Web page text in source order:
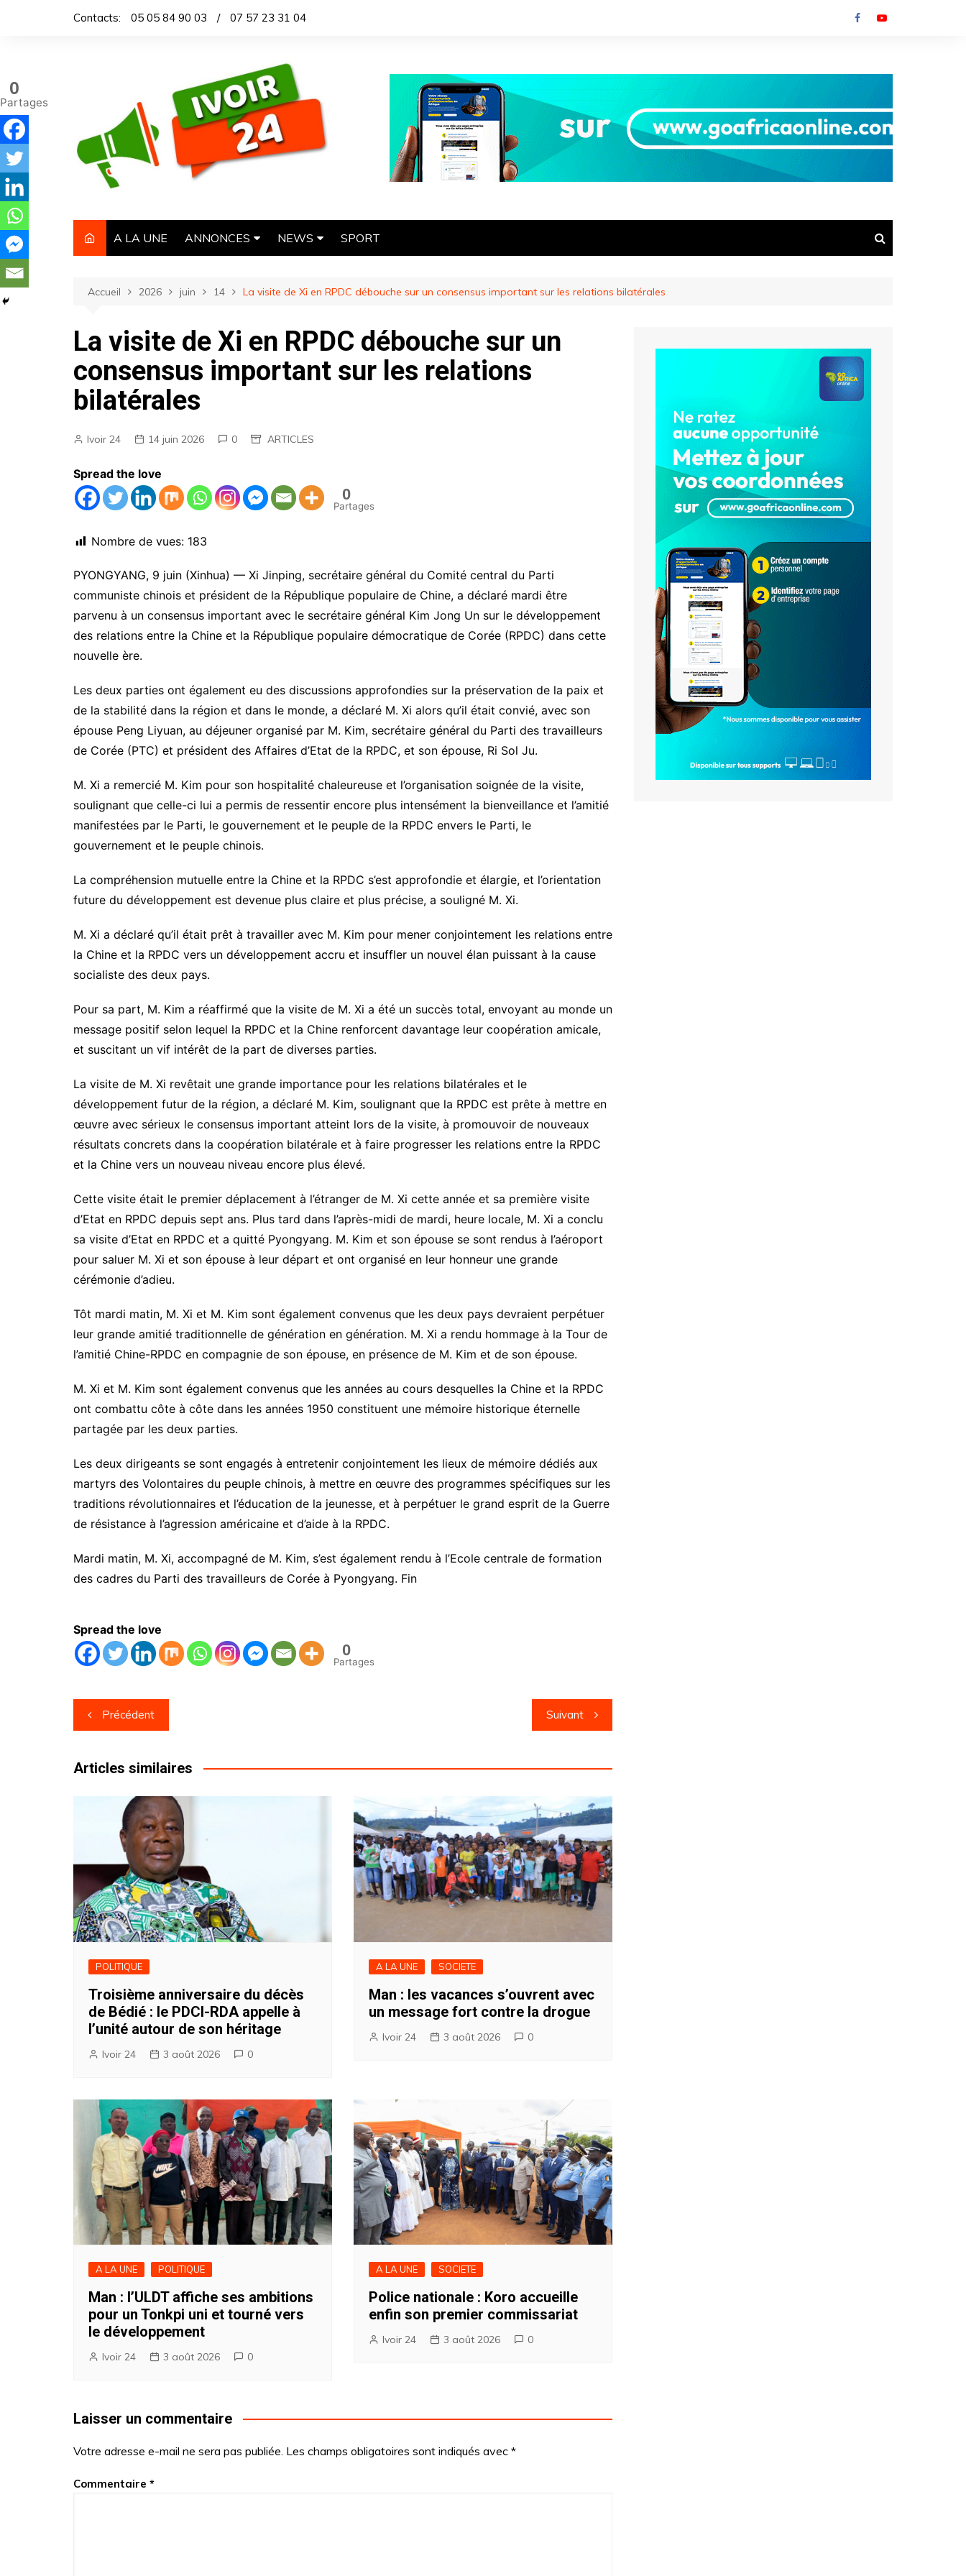
Contacts: 05 05 84 90 03 / 07 57 23 31 04
A LA UNE ANNONCES
AUTOMOBILE
AGENDA
EMPLOIS
MARCHES PUBLICS
NEWS
DEPECHE
ECONOMIE
POLITIQUE
SPORT
Accueil 2026 juin 14 La visite de Xi en RPDC débouche sur un consensus important sur les relations bilatérales
La visite de Xi en RPDC débouche sur un
consensus important sur les relations
bilatérales
Ivoir 24 14 juin 2026 0 ARTICLES
Spread the love
0
Partages
Nombre de vues: 183
PYONGYANG, 9 juin (Xinhua) — Xi Jinping, secrétaire général du Comité central du Parti
communiste chinois et président de la République populaire de Chine, a déclaré mardi être
parvenu à un consensus important avec le secrétaire général Kim Jong Un sur le développement
des relations entre la Chine et la République populaire démocratique de Corée (RPDC) dans cette
nouvelle ère.
Les deux parties ont également eu des discussions approfondies sur la préservation de la paix et
de la stabilité dans la région et dans le monde, a déclaré M. Xi alors qu’il était convié, avec son
épouse Peng Liyuan, au déjeuner organisé par M. Kim, secrétaire général du Parti des travailleurs
de Corée (PTC) et président des Affaires d’Etat de la RPDC, et son épouse, Ri Sol Ju.
M. Xi a remercié M. Kim pour son hospitalité chaleureuse et l’organisation soignée de la visite,
soulignant que celle-ci lui a permis de ressentir encore plus intensément la bienveillance et l’amitié
manifestées par le Parti, le gouvernement et le peuple de la RPDC envers le Parti, le
gouvernement et le peuple chinois.
La compréhension mutuelle entre la Chine et la RPDC s’est approfondie et élargie, et l’orientation
future du développement est devenue plus claire et plus précise, a souligné M. Xi.
M. Xi a déclaré qu’il était prêt à travailler avec M. Kim pour mener conjointement les relations entre
la Chine et la RPDC vers un développement accru et insuffler un nouvel élan puissant à la cause
socialiste des deux pays.
Pour sa part, M. Kim a réaffirmé que la visite de M. Xi a été un succès total, envoyant au monde un
message positif selon lequel la RPDC et la Chine renforcent davantage leur coopération amicale,
et suscitant un vif intérêt de la part de diverses parties.
La visite de M. Xi revêtait une grande importance pour les relations bilatérales et le
développement futur de la région, a déclaré M. Kim, soulignant que la RPDC est prête à mettre en
œuvre avec sérieux le consensus important atteint lors de la visite, à promouvoir de nouveaux
résultats concrets dans la coopération bilatérale et à faire progresser les relations entre la RPDC
et la Chine vers un nouveau niveau encore plus élevé.
Cette visite était le premier déplacement à l’étranger de M. Xi cette année et sa première visite
d’Etat en RPDC depuis sept ans. Plus tard dans l’après-midi de mardi, heure locale, M. Xi a conclu
sa visite d’Etat en RPDC et a quitté Pyongyang. M. Kim et son épouse se sont rendus à l’aéroport
pour saluer M. Xi et son épouse à leur départ et ont organisé en leur honneur une grande
cérémonie d’adieu.
Tôt mardi matin, M. Xi et M. Kim sont également convenus que les deux pays devraient perpétuer
leur grande amitié traditionnelle de génération en génération. M. Xi a rendu hommage à la Tour de
l’amitié Chine-RPDC en compagnie de son épouse, en présence de M. Kim et de son épouse.
M. Xi et M. Kim sont également convenus que les années au cours desquelles la Chine et la RPDC
ont combattu côte à côte dans les années 1950 constituent une mémoire historique éternelle
partagée par les deux parties.
Les deux dirigeants se sont engagés à entretenir conjointement les lieux de mémoire dédiés aux
martyrs des Volontaires du peuple chinois, à mettre en œuvre des programmes spécifiques sur les
traditions révolutionnaires et l’éducation de la jeunesse, et à perpétuer le grand esprit de la Guerre
de résistance à l’agression américaine et d’aide à la RPDC.
Mardi matin, M. Xi, accompagné de M. Kim, s’est également rendu à l’Ecole centrale de formation
des cadres du Parti des travailleurs de Corée à Pyongyang. Fin
Spread the love
0
Partages
0
Partages
Navigation
de
l’article
Précédent Suivant
Articles similaires
POLITIQUE
Troisième anniversaire du décès
de Bédié : le PDCI-RDA appelle à
l’unité autour de son héritage
Ivoir 24 3 août 2026 0
A LA UNE SOCIETE
Man : les vacances s’ouvrent avec
un message fort contre la drogue
Ivoir 24 3 août 2026 0
A LA UNE POLITIQUE
Man : l’ULDT affiche ses ambitions
pour un Tonkpi uni et tourné vers
le développement
Ivoir 24 3 août 2026 0
A LA UNE SOCIETE
Police nationale : Koro accueille
enfin son premier commissariat
Ivoir 24 3 août 2026 0
Laisser un commentaire
Votre adresse e-mail ne sera pas publiée. Les champs obligatoires sont indiqués avec *
Commentaire *